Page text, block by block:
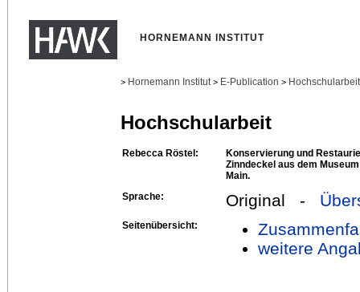
HORNEMANN INSTITUT
> Hornemann Institut > E-Publication >
Hochschularbeit
Rebecca Röstel:
Konservierung und
Zinndeckel aus dem
Main.
Sprache:
Original -
Seitenübersicht:
weitere